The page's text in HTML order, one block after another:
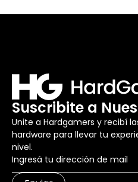
Suscribite a
Unite a Hardgamers y recibí
hardware para llevar tu
nivel.